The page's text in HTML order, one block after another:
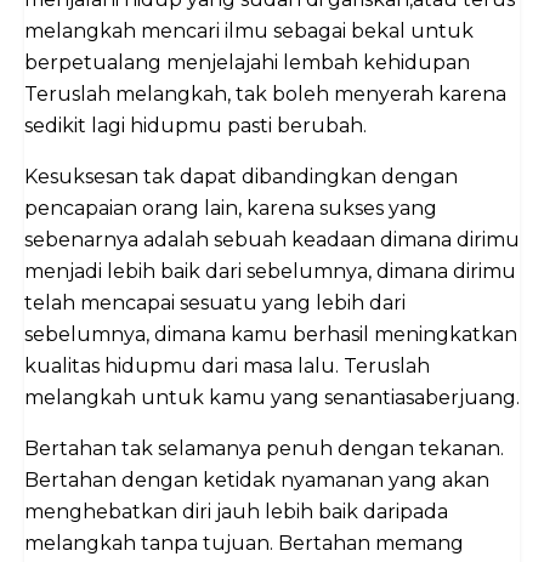
melangkah mencari ilmu sebagai bekal untuk
berpetualang menjelajahi lembah kehidupan
Teruslah melangkah, tak boleh menyerah karena
sedikit lagi hidupmu pasti berubah.
Kesuksesan tak dapat dibandingkan dengan
pencapaian orang lain, karena sukses yang
sebenarnya adalah sebuah keadaan dimana dirimu
menjadi lebih baik dari sebelumnya, dimana dirimu
telah mencapai sesuatu yang lebih dari
sebelumnya, dimana kamu berhasil meningkatkan
kualitas hidupmu dari masa lalu. Teruslah
melangkah untuk kamu yang senantiasaberjuang.
Bertahan tak selamanya penuh dengan tekanan.
Bertahan dengan ketidak nyamanan yang akan
menghebatkan diri jauh lebih baik daripada
melangkah tanpa tujuan. Bertahan memang